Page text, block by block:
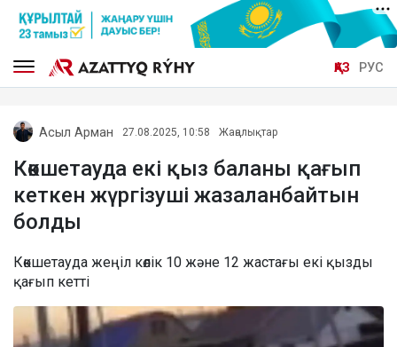
ҚАЗ РУС
Асыл Арман 27.08.2025, 10:58 Жаңалықтар
Көкшетауда екі қыз баланы қағып
кеткен жүргізуші жазаланбайтын
болды
Көкшетауда жеңіл көлік 10 және 12 жастағы екі қызды
қағып кетті